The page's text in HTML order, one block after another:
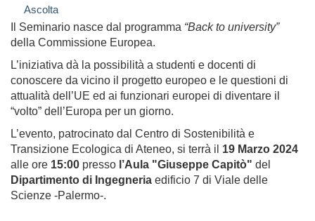
Ascolta
Il Seminario nasce dal programma “Back to university”
della Commissione Europea.
L’iniziativa dà la possibilità a studenti e docenti di
conoscere da vicino il progetto europeo e le questioni di
attualità dell’UE ed ai funzionari europei di diventare il
“volto” dell’Europa per un giorno.
L’evento, patrocinato dal Centro di Sostenibilità e
Transizione Ecologica di Ateneo, si terrà il 19 Marzo 2024
alle ore 15:00 presso l’Aula "Giuseppe Capitò" del
Dipartimento di Ingegneria edificio 7 di Viale delle
Scienze -Palermo-.